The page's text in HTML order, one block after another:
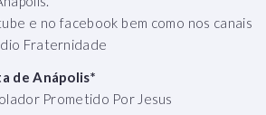
e no facebook bem como nos canais
Fraternidade
de Anápolis*
Prometido Por Jesus